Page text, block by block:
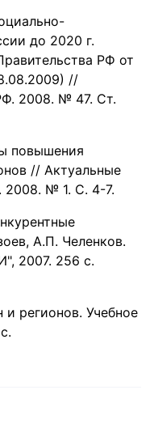
до 2020 г.
РФ от
//
2008. № 47. Ст.
повышения
// Актуальные
2008. № 1. С. 4-7.
А.П. Челенков.
2007. 256 с.
и регионов. Учебное